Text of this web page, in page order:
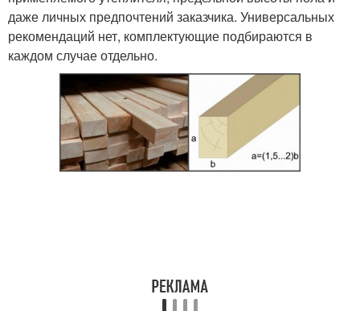
даже личных предпочтений заказчика. Универсальных
рекомендаций нет, комплектующие подбираются в
каждом случае отдельно.